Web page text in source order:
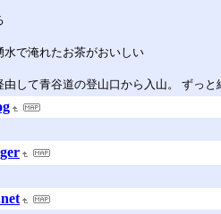
で淹れたお茶がおいしい
して青谷道の登山口から入山。 ずっ